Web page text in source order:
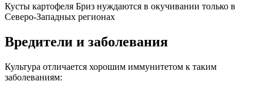
Кусты картофеля Бриз нуждаются в окучивании только в
Северо-Западных регионах
Вредители и заболевания
Культура отличается хорошим иммунитетом к таким
заболеваниям: